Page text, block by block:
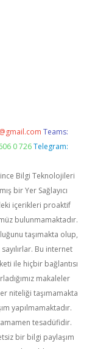
Teams:
0 726 Telegram:
Bilgi Teknolojileri
bir Yer Sağlayıcı
içerikleri proaktif
bulunmamaktadır.
taşımakta olup,
Bu internet
ile hiçbir bağlantısı
makaleler
niteliği taşımamakta
yapılmamaktadır.
tesadüfidir.
bir bilgi paylaşım